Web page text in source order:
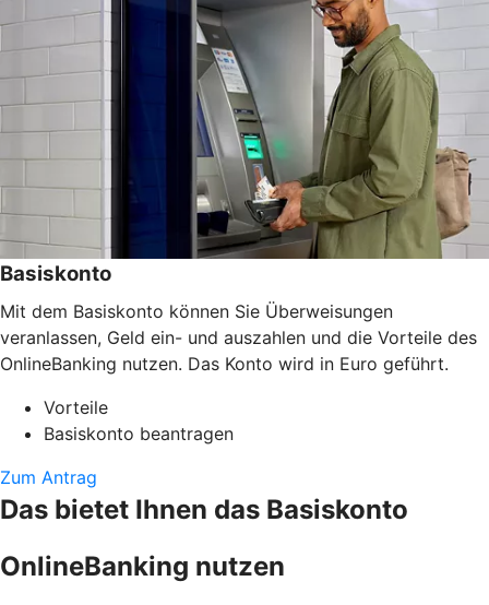
Basiskonto
Mit dem Basiskonto können Sie Überweisungen
veranlassen, Geld ein- und auszahlen und die Vorteile des
OnlineBanking nutzen. Das Konto wird in Euro geführt.
Vorteile
Basiskonto beantragen
Zum Antrag
Das bietet Ihnen das Basiskonto
OnlineBanking nutzen